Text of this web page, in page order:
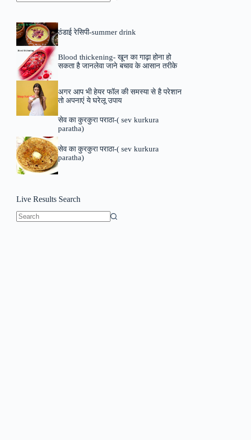
ठंडाई रेसिपी-summer drink
Blood thickening- खून का गाढ़ा होना हो
सकता है जानलेवा जाने बचाव के आसान तरीके
अगर आप भी हेयर फॉल की समस्या से है परेशान
तो अपनाएं ये घरेलू उपाय
सेव का कुरकुरा पराठा-( sev kurkura
paratha)
सेव का कुरकुरा पराठा-( sev kurkura
paratha)
Live Results Search